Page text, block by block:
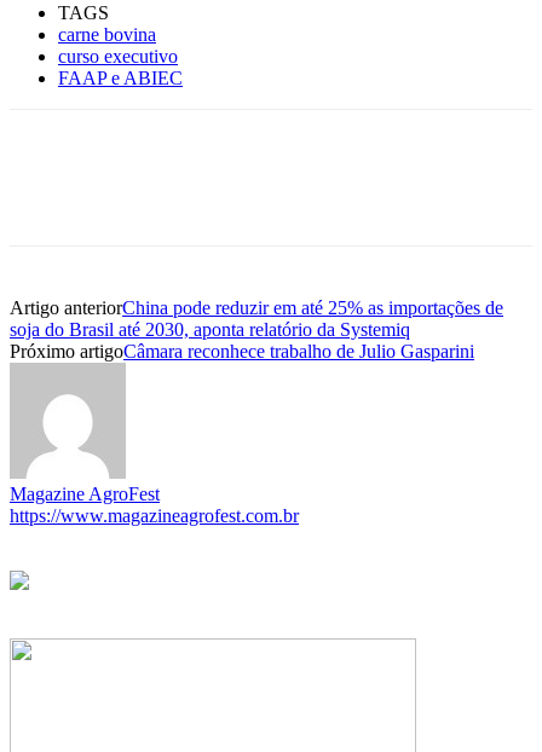
TAGS
carne bovina
curso executivo
FAAP e ABIEC
Artigo anteriorChina pode reduzir em até 25% as importações de
soja do Brasil até 2030, aponta relatório da Systemiq
Próximo artigoCâmara reconhece trabalho de Julio Gasparini
Magazine AgroFest
https://www.magazineagrofest.com.br